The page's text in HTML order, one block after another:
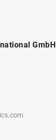
GmbH